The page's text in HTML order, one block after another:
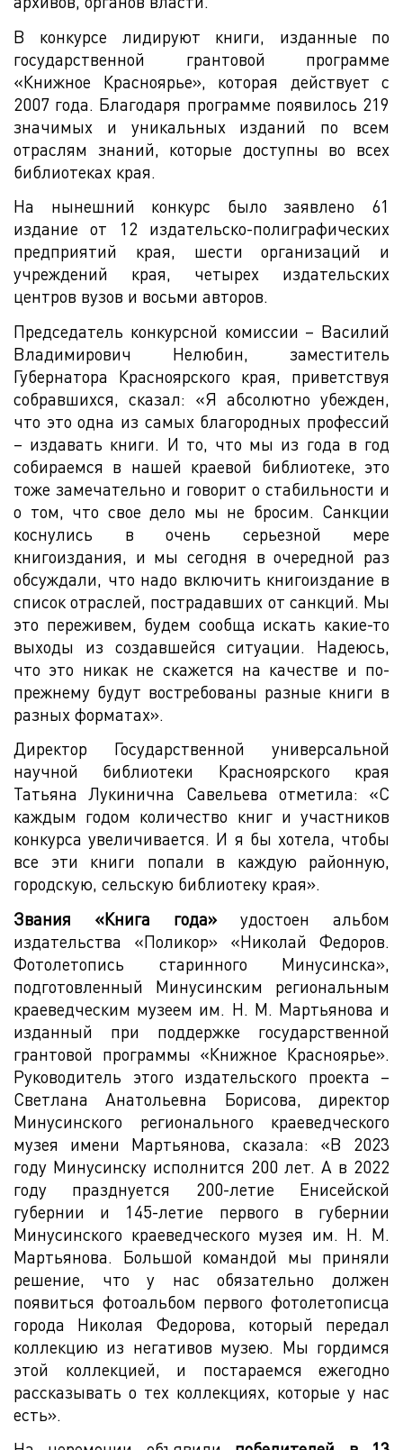
В конкурсе лидируют книги, изданные по
государственной грантовой программе
«Книжное Красноярье», которая действует с
2007 года. Благодаря программе появилось 219
значимых и уникальных изданий по всем
отраслям знаний, которые доступны во всех
библиотеках края.
На нынешний конкурс было заявлено 61
издание от 12 издательско-полиграфических
предприятий края, шести организаций и
учреждений края, четырех издательских
центров вузов и восьми авторов.
Председатель конкурсной комиссии – Василий
Владимирович Нелюбин, заместитель
Губернатора Красноярского края, приветствуя
собравшихся, сказал: «Я абсолютно убежден,
что это одна из самых благородных профессий
– издавать книги. И то, что мы из года в год
собираемся в нашей краевой библиотеке, это
тоже замечательно и говорит о стабильности и
о том, что свое дело мы не бросим. Санкции
коснулись в очень серьезной мере
книгоиздания, и мы сегодня в очередной раз
обсуждали, что надо включить книгоиздание в
список отраслей, пострадавших от санкций. Мы
это переживем, будем сообща искать какие-то
выходы из создавшейся ситуации. Надеюсь,
что это никак не скажется на качестве и по-
прежнему будут востребованы разные книги в
разных форматах».
Директор Государственной универсальной
научной библиотеки Красноярского края
Татьяна Лукинична Савельева отметила: «С
каждым годом количество книг и участников
конкурса увеличивается. И я бы хотела, чтобы
все эти книги попали в каждую районную,
городскую, сельскую библиотеку края».
Звания «Книга года»удостоен альбом
издательства «Поликор» «Николай Федоров.
Фотолетопись старинного Минусинска»,
подготовленный Минусинским региональным
краеведческим музеем им. Н. М. Мартьянова и
изданный при поддержке государственной
грантовой программы «Книжное Красноярье».
Руководитель этого издательского проекта –
Светлана Анатольевна Борисова, директор
Минусинского регионального краеведческого
музея имени Мартьянова, сказала: «В 2023
году Минусинску исполнится 200 лет. А в 2022
году празднуется 200-летие Енисейской
губернии и 145-летие первого в губернии
Минусинского краеведческого музея им. Н. М.
Мартьянова. Большой командой мы приняли
решение, что у нас обязательно должен
появиться фотоальбом первого фотолетописца
города Николая Федорова, который передал
коллекцию из негативов музею. Мы гордимся
этой коллекцией, и постараемся ежегодно
рассказывать о тех коллекциях, которые у нас
есть».